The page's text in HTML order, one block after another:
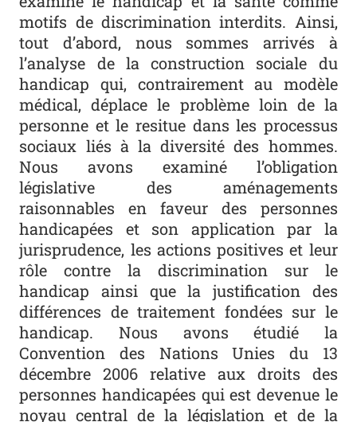
motifs de discrimination interdits. Ainsi,
tout d’abord, nous sommes arrivés à
l’analyse de la construction sociale du
handicap qui, contrairement au modèle
médical, déplace le problème loin de la
personne et le resitue dans les processus
sociaux liés à la diversité des hommes.
Nous avons examiné l’obligation
législative des aménagements
raisonnables en faveur des personnes
handicapées et son application par la
jurisprudence, les actions positives et leur
rôle contre la discrimination sur le
handicap ainsi que la justification des
différences de traitement fondées sur le
handicap. Nous avons étudié la
Convention des Nations Unies du 13
décembre 2006 relative aux droits des
personnes handicapées qui est devenue le
noyau central de la législation et de la